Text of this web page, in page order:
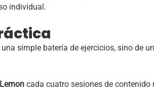
individual.
simple batería de ejercicios, sino de
cada cuatro sesiones de contenido